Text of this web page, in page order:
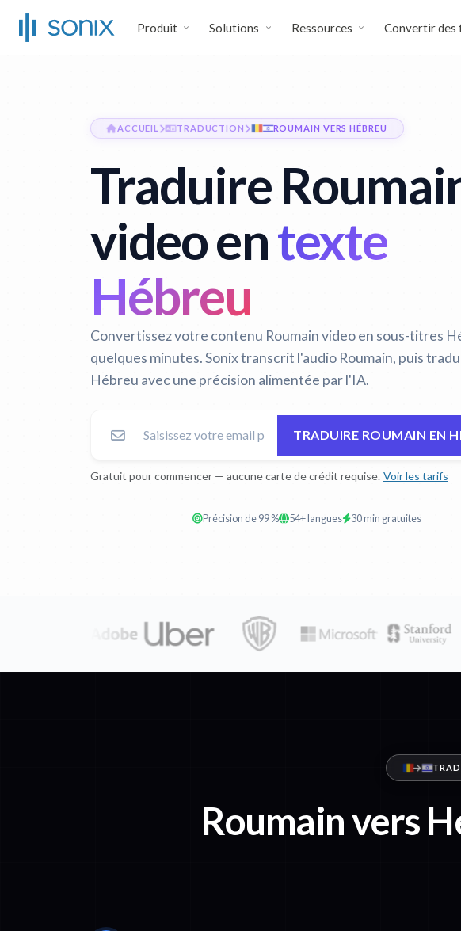
Produit Solutions Ressources Convertir des
ACCUEIL TRADUCTION ROUMAIN VERS HÉBREU
Traduire
video entexte
Hébreu
Convertissez votre contenu Roumain video en sous-titres
quelques minutes. Sonix transcrit l'audio Roumain, puis
Hébreu avec une précision alimentée par l'IA.
TRADUIRE ROUMAIN EN
Gratuit pour commencer — aucune carte de crédit requise. Voir les tarifs
Précision de 99 % 54+ langues 30 min gratuites
Roumain vers